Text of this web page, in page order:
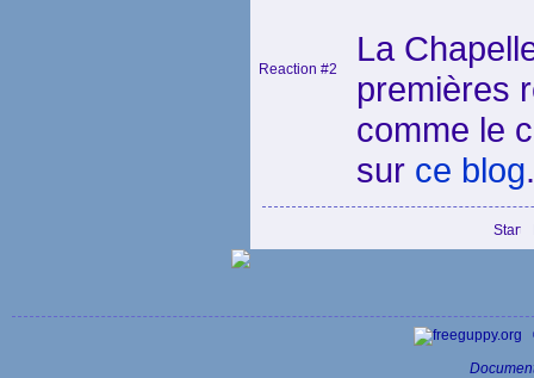
Reaction #2
La
premières
comme le
sur ce blog.